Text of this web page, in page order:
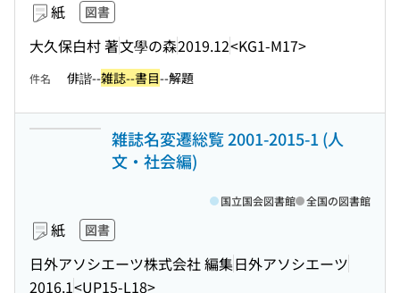
紙 図書
大久保白村 著文學の森2019.12<KG1-M17>
件名 俳諧--雑誌--書目--解題
雑誌名変遷総覧 2001-2015-1 (人
文・社会編)
紙 図書
日外アソシエーツ株式会社 編集日外アソシエーツ
2016.1<UP15-L18>
国立国会図書館 全国の図書館